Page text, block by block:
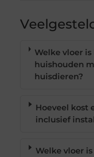
Welke vloer
huishouden
huisdieren?
Hoeveel kost
inclusief
Welke vloer